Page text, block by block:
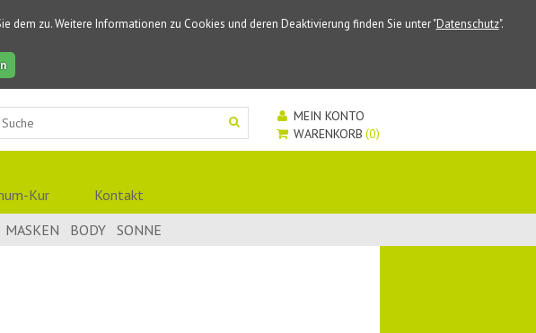
dem zu. Weitere Informationen zu Cookies und deren Deaktivierung finden Sie unter "Datenschutz".
MEIN KONTO
WARENKORB 0
MASKEN BODY SONNE
Kur Kontakt